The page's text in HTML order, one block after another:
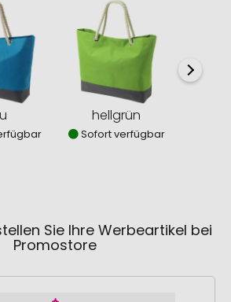
hellgrün
Sofort verfügbar
Sie Ihre Werbeartikel bei
Promostore